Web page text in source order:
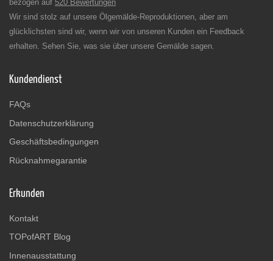
bezogen auf 520 Bewertungen
Wir sind stolz auf unsere Ölgemälde-Reproduktionen, aber am
glücklichsten sind wir, wenn wir von unseren Kunden ein Feedback
erhalten. Sehen Sie, was sie über unsere Gemälde sagen.
Kundendienst
FAQs
Datenschutzerklärung
Geschäftsbedingungen
Rücknahmegarantie
Erkunden
Kontakt
TOPofART Blog
Innenausstattung